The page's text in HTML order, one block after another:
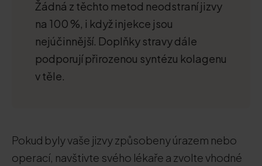
Žádná z těchto metod neodstraní jizvy
na 100 %, i když injekce jsou
nejúčinnější. Doplňky stravy dále
podporují přirozenou syntézu kolagenu
v těle.
Pokud byly vaše jizvy způsobeny úrazem nebo
operací, navštivte svého lékaře a zvolte vhodné